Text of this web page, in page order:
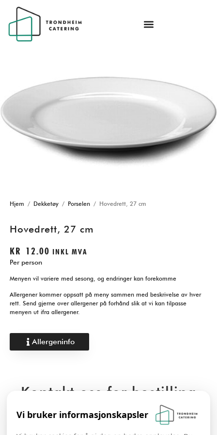
Hjem / Dekketøy / Porselen / Hovedrett, 27 cm
Hovedrett, 27 cm
KR 12.00 INKL MVA
Per person
Menyen vil variere med sesong, og endringer kan forekomme
Allergener kommer oppsatt på meny sammen med beskrivelse av hver
rett. Send gjerne over allergener på forhånd slik at vi kan tilpasse
menyen ut ifra allergener.
Allergeninfo
Kontakt oss for bestilling
Vi bruker informasjonskapsler